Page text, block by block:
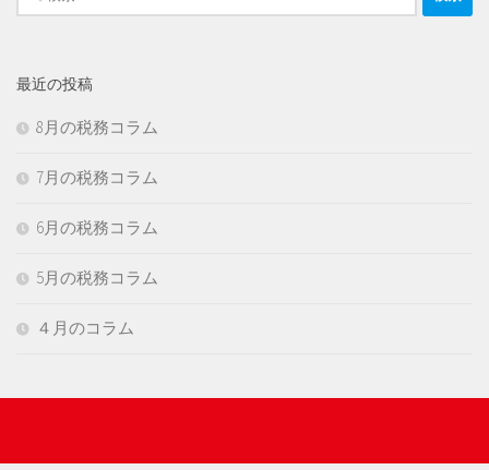
索:
最近の投稿
8月の税務コラム
7月の税務コラム
6月の税務コラム
5月の税務コラム
４月のコラム